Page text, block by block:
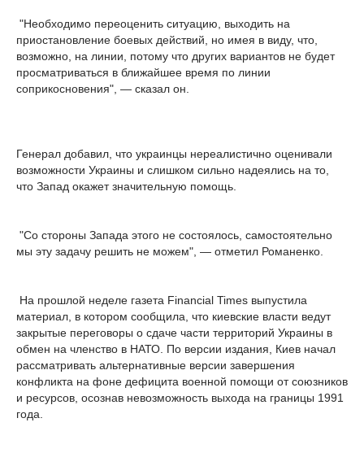
"Необходимо переоценить ситуацию, выходить на
приостановление боевых действий, но имея в виду, что,
возможно, на линии, потому что других вариантов не будет
просматриваться в ближайшее время по линии
соприкосновения", — сказал он.
Генерал добавил, что украинцы нереалистично оценивали
возможности Украины и слишком сильно надеялись на то,
что Запад окажет значительную помощь.
"Со стороны Запада этого не состоялось, самостоятельно
мы эту задачу решить не можем", — отметил Романенко.
На прошлой неделе газета Financial Times выпустила
материал, в котором сообщила, что киевские власти ведут
закрытые переговоры о сдаче части территорий Украины в
обмен на членство в НАТО. По версии издания, Киев начал
рассматривать альтернативные версии завершения
конфликта на фоне дефицита военной помощи от союзников
и ресурсов, осознав невозможность выхода на границы 1991
года.